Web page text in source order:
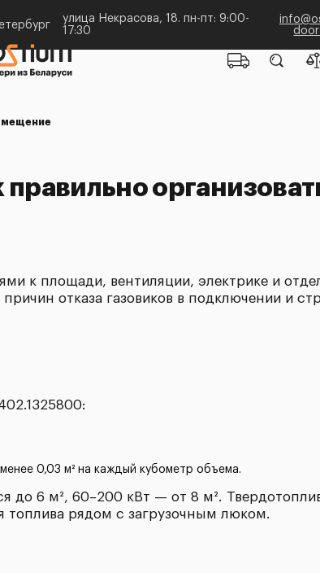
улица Некрасова, 18. пн-пт: 9:00-
17:30
правильно
к площади, вентиляции, электрике и
отказа газовиков в подключении и
0,03 м² на каждый кубометр объема.
до 6 м², 60–200 кВт — от 8 м².
топлива рядом с загрузочным люком.